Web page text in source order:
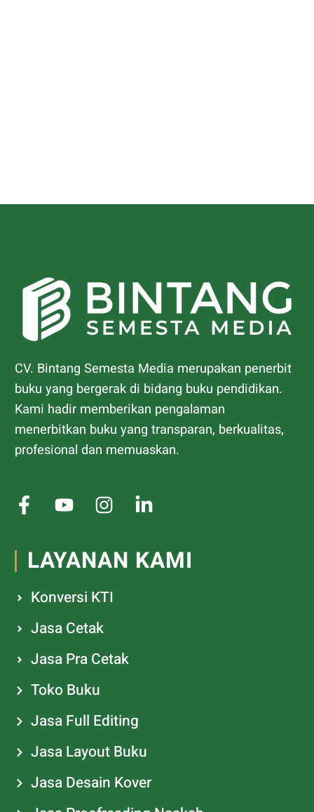
CV. Bintang Semesta Media merupakan penerbit
buku yang bergerak di bidang buku pendidikan.
Kami hadir memberikan pengalaman
menerbitkan buku yang transparan, berkualitas,
profesional dan memuaskan.
LAYANAN KAMI
Konversi KTI
Jasa Cetak
Jasa Pra Cetak
Toko Buku
Jasa Full Editing
Jasa Layout Buku
Jasa Desain Kover